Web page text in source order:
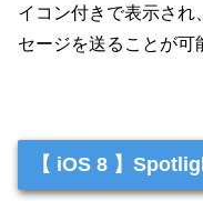
イコン付きで表示され
セージを送ることが可
【 iOS 8 】